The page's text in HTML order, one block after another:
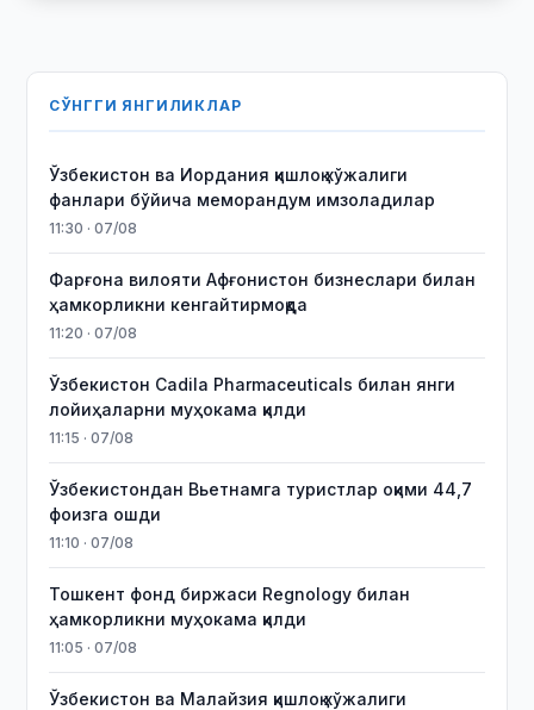
СЎНГГИ ЯНГИЛИКЛАР
Ўзбекистон ва Иордания қишлоқ хўжалиги
фанлари бўйича меморандум имзоладилар
11:30 · 07/08
Фарғона вилояти Афғонистон бизнеслари билан
ҳамкорликни кенгайтирмоқда
11:20 · 07/08
Ўзбекистон Cadila Pharmaceuticals билан янги
лойиҳаларни муҳокама қилди
11:15 · 07/08
Ўзбекистондан Вьетнамга туристлар оқими 44,7
фоизга ошди
11:10 · 07/08
Тошкент фонд биржаси Regnology билан
ҳамкорликни муҳокама қилди
11:05 · 07/08
Ўзбекистон ва Малайзия қишлоқ хўжалиги